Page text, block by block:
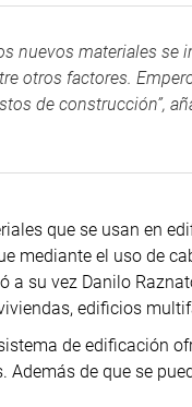
nuevos materiales se
otros factores.
de construcción”,
que se usan en
mediante el uso de
a su vez Danilo
edificios
de edificación
Además de que se